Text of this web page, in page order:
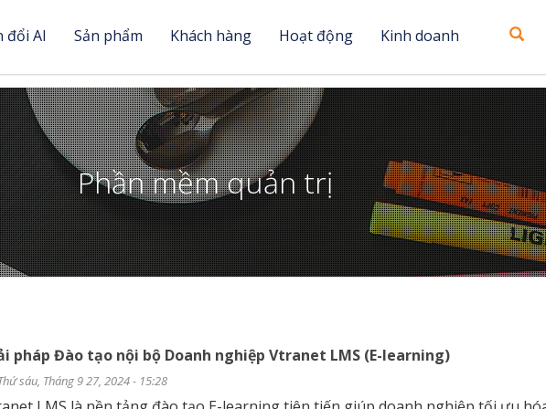
đổi AI Sản phẩm Khách hàng Hoạt động Kinh doanh
Phần mềm quản trị
pháp Đào tạo nội bộ Doanh nghiệp Vtranet LMS (E-learning)
sáu, Tháng 9 27, 2024 - 15:28